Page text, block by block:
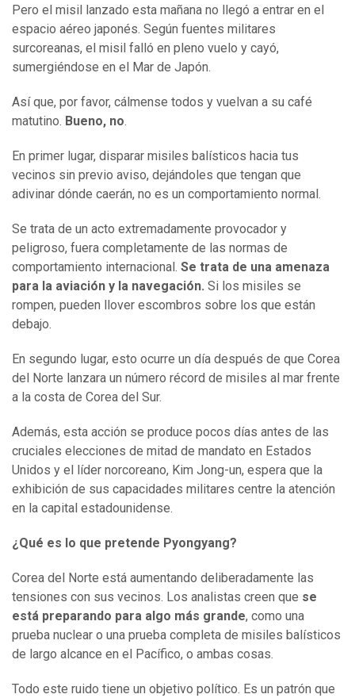
Pero el misil lanzado esta mañana no llegó a entrar en el
espacio aéreo japonés. Según fuentes militares
surcoreanas, el misil falló en pleno vuelo y cayó,
sumergiéndose en el Mar de Japón.
Así que, por favor, cálmense todos y vuelvan a su café
matutino. Bueno, no.
En primer lugar, disparar misiles balísticos hacia tus
vecinos sin previo aviso, dejándoles que tengan que
adivinar dónde caerán, no es un comportamiento normal.
Se trata de un acto extremadamente provocador y
peligroso, fuera completamente de las normas de
comportamiento internacional. Se trata de una amenaza
para la aviación y la navegación. Si los misiles se
rompen, pueden llover escombros sobre los que están
debajo.
En segundo lugar, esto ocurre un día después de que Corea
del Norte lanzara un número récord de misiles al mar frente
a la costa de Corea del Sur.
Además, esta acción se produce pocos días antes de las
cruciales elecciones de mitad de mandato en Estados
Unidos y el líder norcoreano, Kim Jong-un, espera que la
exhibición de sus capacidades militares centre la atención
en la capital estadounidense.
¿Qué es lo que pretende Pyongyang?
Corea del Norte está aumentando deliberadamente las
tensiones con sus vecinos. Los analistas creen que se
está preparando para algo más grande, como una
prueba nuclear o una prueba completa de misiles balísticos
de largo alcance en el Pacífico, o ambas cosas.
Todo este ruido tiene un objetivo político. Es un patrón que